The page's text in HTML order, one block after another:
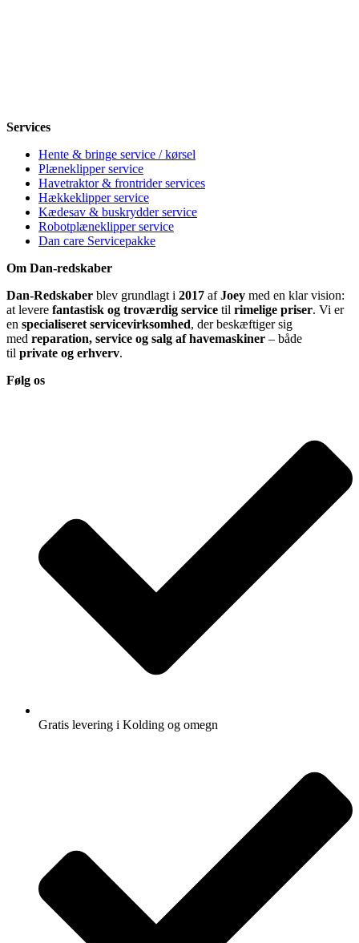
Services
Hente & bringe service / kørsel
Plæneklipper service
Havetraktor & frontrider services
Hækkeklipper service
Kædesav & buskrydder service
Robotplæneklipper service
Dan care Servicepakke
Om Dan-redskaber
Dan-Redskaber blev grundlagt i 2017 afJoey med en klar vision:
at levere fantastisk og troværdig service til rimelige priser. Vi er
en specialiseret servicevirksomhed, der beskæftiger sig
med reparation, service og salg af havemaskiner – både
til private og erhverv.
Følg os
Gratis levering i Kolding og omegn